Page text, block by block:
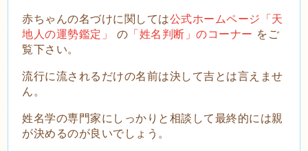
赤ちゃんの名づけに関しては公式ホームページ「天
地人の運勢鑑定」
の 「姓名判断」のコーナー をご
覧下さい。
流行に流されるだけの名前は決して吉とは言えませ
ん。
姓名学の専門家にしっかりと相談して最終的には親
が決めるのが良いでしょう。